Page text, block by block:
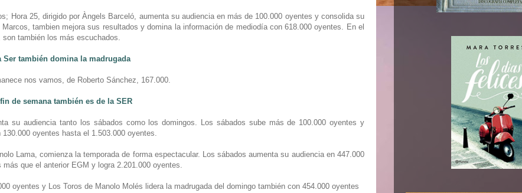
Hora 25, dirigido por Àngels Barceló, aumenta su audiencia en más de 100.000 oyentes y consolida su
tambien mejora sus resultados y domina la información de mediodía con 618.000 oyentes. En el
también los más escuchados.
Ser también domina la madrugada
nos vamos, de Roberto Sánchez, 167.000.
de semana también es de la SER
su audiencia tanto los sábados como los domingos. Los sábados sube más de 100.000 oyentes y
oyentes hasta el 1.503.000 oyentes.
Lama, comienza la temporada de forma espectacular. Los sábados aumenta su audiencia en 447.000
que el anterior EGM y logra 2.201.000 oyentes.
oyentes y Los Toros de Manolo Molés lidera la madrugada del domingo también con 454.000 oyentes